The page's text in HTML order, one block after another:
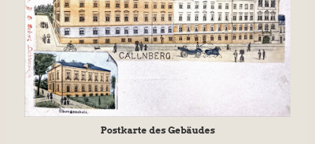
Postkarte des Gebäudes